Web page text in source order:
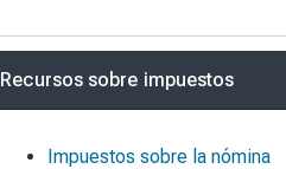
Recursos sobre impuestos
Impuestos sobre la nómina